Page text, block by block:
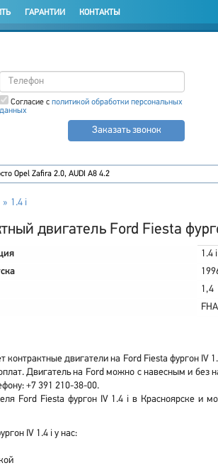
ГАРАНТИИ КОНТАКТЫ
Согласие с политикой обработки персональных
данных
Заказать звонок
1.4 i
двигатель Ford Fiesta
1.4 i
1,4
FHA
контрактные двигатели на Ford Fiesta фургон IV
Двигатель на Ford можно с навесным и без
+7 391 210-38-00.
Ford Fiesta фургон IV 1.4 i в Красноярске и
IV 1.4 i у нас: